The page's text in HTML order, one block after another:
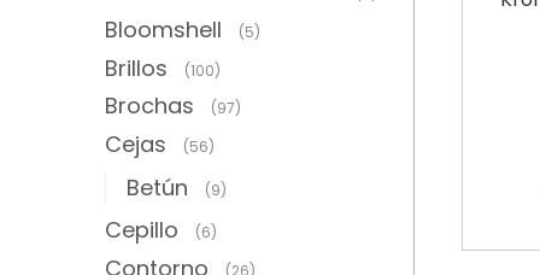
Bloomshell (5)
Brillos (100)
Brochas (97)
Cejas (56)
Betún (9)
Cepillo (6)
Contorno (26)